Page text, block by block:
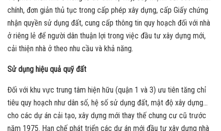
chính, đơn giản thủ tục trong cấp phép xây dựng, cấp Giấy chứng
nhận quyền sử dụng đất, cung cấp thông tin quy hoạch đối với nhà
ở riêng lẻ để người dân thuận lợi trong việc đầu tư xây dựng mới,
cải thiện nhà ở theo nhu cầu và khả năng.
Sử dụng hiệu quả quỹ đất
Đối với khu vực trung tâm hiện hữu (quận 1 và 3) ưu tiên tăng chỉ
tiêu quy hoạch như dân số, hệ số sử dụng đất, mật độ xây dựng…
cho các dự án cải tạo, xây dựng mới thay thế chung cư cũ trước
năm 1975. Hạn chế phát triển các dự án mới đầu tư xây dựng nhà